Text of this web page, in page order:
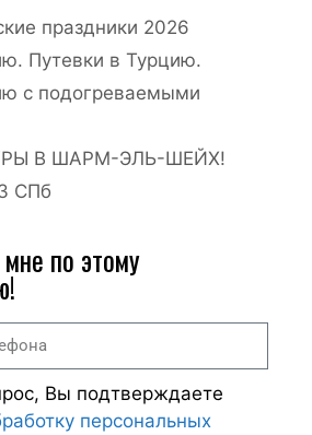
праздники 2026
Путевки в Турцию.
с подогреваемыми
В ШАРМ-ЭЛЬ-ШЕЙХ!
СПб
по этому
Вы подтверждаете
персональных